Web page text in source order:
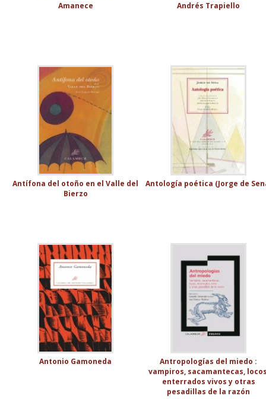
Amanece Andrés Trapiello
Antífona del otoño en el Valle del
Bierzo
Antología poética (Jorge de
Antonio Gamoneda
Antropologías del miedo :
vampiros, sacamantecas,
enterrados vivos y otras
pesadillas de la razón